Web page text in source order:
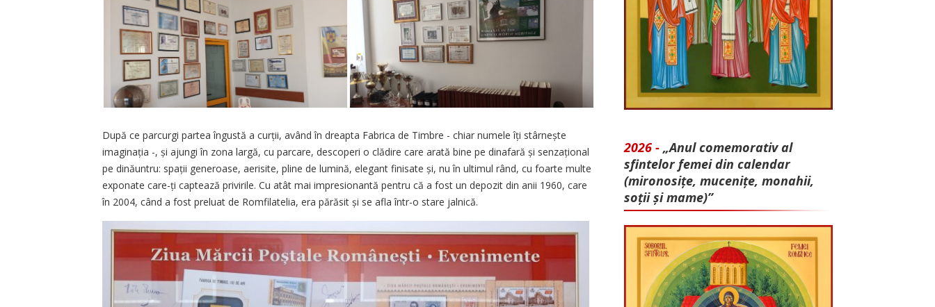
După ce parcurgi partea îngustă a curții, având în dreapta Fabrica de Timbre - chiar numele îți stârnește
imaginația -, și ajungi în zona largă, cu parcare, descoperi o clădire care arată bine pe dinafară și senzațional
pe dinăuntru: spații generoase, aerisite, pline de lumină, elegant finisate și, nu în ultimul rând, cu foarte multe
exponate care-ți captează privirile. Cu atât mai impresionantă pentru că a fost un depozit din anii 1960, care
în 2004, când a fost preluat de Romfilatelia, era părăsit și se afla într-o stare jalnică.
2026 - „Anul comemorativ al
sfintelor femei din calendar
(mironosițe, mu­cenițe, monahii,
soții și mame)”